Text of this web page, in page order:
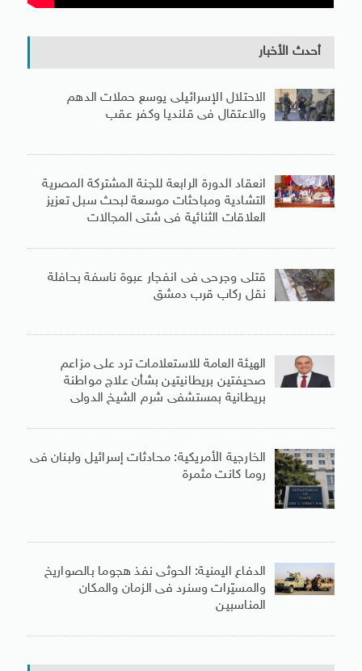
أحدث الأخبار
الاحتلال الإسرائيلى يوسع حملات الدهم
والاعتقال فى قلنديا وكفر عقب
انعقاد الدورة الرابعة للجنة المشتركة المصرية
التشادية ومباحثات موسعة لبحث سبل تعزيز
العلاقات الثنائية فى شتى المجالات
قتلى وجرحى فى انفجار عبوة ناسفة بحافلة
نقل ركاب قرب دمشق
الهيئة العامة للاستعلامات ترد على مزاعم
صحيفتين بريطانيتين بشأن علاج مواطنة
بريطانية بمستشفى شرم الشيخ الدولى
الخارجية الأمريكية: محادثات إسرائيل ولبنان فى
روما كانت مثمرة
الدفاع اليمنية: الحوثى نفذ هجوما بالصواريخ
والمسيّرات وسنرد فى الزمان والمكان
المناسبين